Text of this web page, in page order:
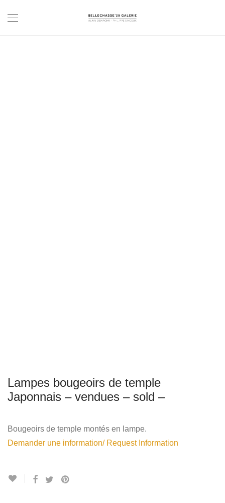
Lampes bougeoirs de temple
Japonnais – vendues – sold –
Bougeoirs de temple montés en lampe.
Demander une information/ Request Information